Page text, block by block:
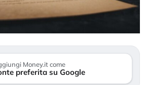
Money.it come
preferita su Google